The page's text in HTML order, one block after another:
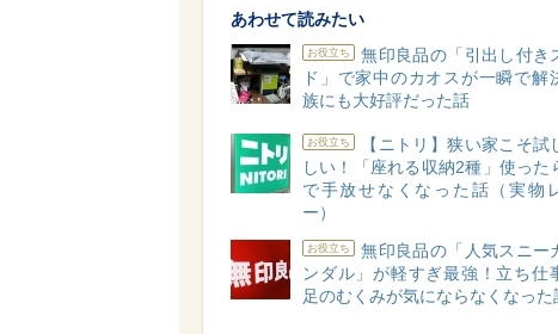
あわせて読みたい
お役立ち
無印良品の「引出し付き
ド」で家中のカオスが一瞬で解
族にも大好評だった話
お役立ち
【ニトリ】狭い家こそ試
しい！「座れる収納2種」使った
で手放せなくなった話（実物
ー）
お役立ち
無印良品の「人気スニー
ンダル」が軽すぎ最強！立ち仕
足のむくみが気にならなくなった